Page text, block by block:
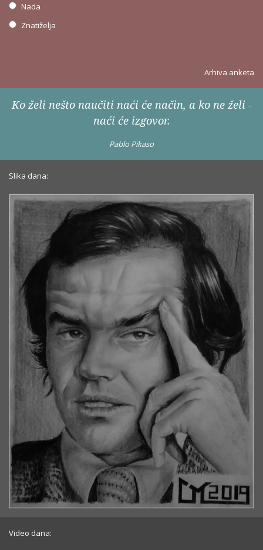
Nada
Znatiželja
Arhiva anketa
Ko želi nešto naučiti naći će način, a ko ne želi -
naći će izgovor.
Pablo Pikaso
Slika dana:
Video dana: